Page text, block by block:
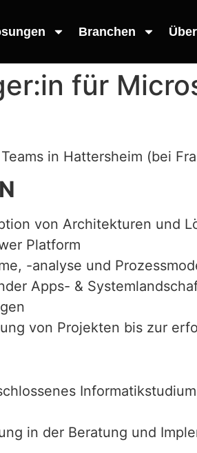
Branchen
für
in Hattersheim (bei
von Architekturen und
Platform
-analyse und
Apps- &
von Projekten bis zur
in der Beratung und